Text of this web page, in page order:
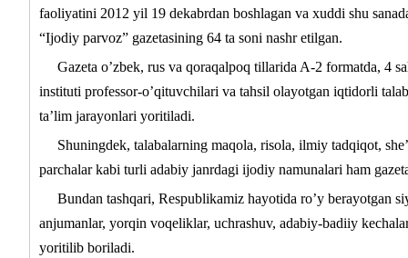
faoliyatini 2012 yil 19 dekabrdan boshlagan va xuddi shu
“Ijodiy parvoz” gazetasining 64 ta soni nashr etilgan.
Gazeta o’zbek, rus va qoraqalpoq tillarida A-2 formatda, 4
instituti professor-o’qituvchilari va tahsil olayotgan iqtidorli
ta’lim jarayonlari yoritiladi.
Shuningdek, talabalarning maqola, risola, ilmiy tadqiqot,
parchalar kabi turli adabiy janrdagi ijodiy namunalari ham
Bundan tashqari, Respublikamiz hayotida ro’y berayotgan
anjumanlar, yorqin voqeliklar, uchrashuv, adabiy-badiiy
yoritilib boriladi.